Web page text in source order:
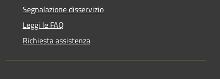
Segnalazione disservizio
Leggi le FAQ
Richiesta assistenza